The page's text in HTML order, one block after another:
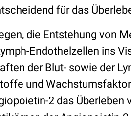
für das
die Entstehung von
Endothelzellen ins
der Blut- sowie der
und
2 das Überleben